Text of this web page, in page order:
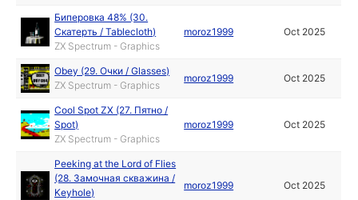
Биперовка 48% (30.
Скатерть / Tablecloth)
ZX Spectrum - Graphics
moroz1999 Oct 2025
Obey (29. Очки / Glasses)
ZX Spectrum - Graphics
moroz1999 Oct 2025
Cool Spot ZX (27. Пятно /
Spot)
ZX Spectrum - Graphics
moroz1999 Oct 2025
Peeking at the Lord of Flies
(28. Замочная скважина /
Keyhole)
moroz1999 Oct 2025